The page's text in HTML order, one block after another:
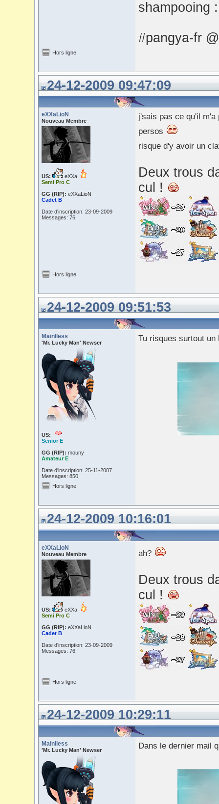
shampooing
#pangya-fr
Hors ligne
24-12-2009 09:47:09
eXXaLioN
Nouveau Membre
US:
eXXa
Semi Pro C
GG (RIP): eXXaLioN
Cadet B
Date d'inscription: 23-09-2009
Messages: 76
j'sais pas ce qu'il
persos
risque d'y avoir un
Deux trous
cul !
Hors ligne
24-12-2009 09:51:53
Mainlless
'Mr. Lucky Man' Newser
US:
Senior E
GG (RIP): mouny
Amateur E
Date d'inscription: 25-11-2007
Messages: 850
Tu risques surtout
Hors ligne
24-12-2009 10:16:01
eXXaLioN
Nouveau Membre
US:
eXXa
Semi Pro C
GG (RIP): eXXaLioN
Cadet B
Date d'inscription: 23-09-2009
Messages: 76
ah?
Deux trous
cul !
Hors ligne
24-12-2009 10:29:11
Mainlless
'Mr. Lucky Man' Newser Dans le dernier mail